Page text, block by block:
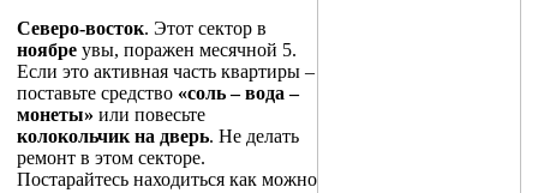
Северо-восток. Этот сектор в
ноябре увы, поражен месячной 5.
Если это активная часть квартиры –
поставьте средство «соль – вода –
монеты» или повесьте
колокольчик на дверь. Не делать
ремонт в этом секторе.
Постарайтесь находиться как можно